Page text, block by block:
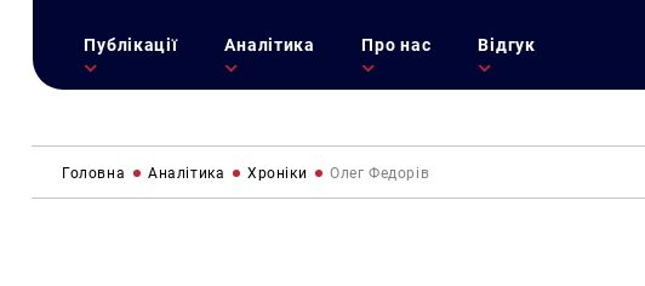
Публікації Аналітика Про нас Відгук
Головна Аналітика Хроніки Олег Федорів